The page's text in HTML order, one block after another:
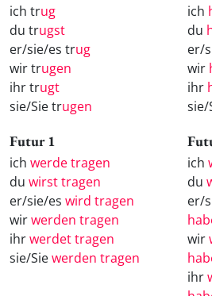
ich trug
du trugst
er/sie/es trug
wir trugen
ihr trugt
sie/Sie trugen
ich
du
er/
wir
ihr
sie/
Futur 1
ich werde tragen
du wirst tragen
er/sie/es wird tragen
wirwerden tragen
ihrwerdet tragen
sie/Siewerden tragen
ich
du
er/
wir
ihr